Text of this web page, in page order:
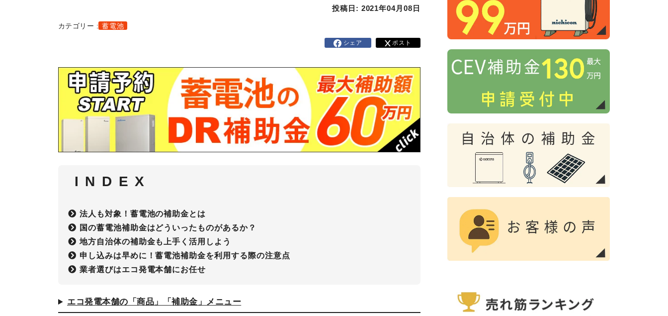
投稿日: 2021年04月08日
カテゴリー : 蓄電池
シェア ポスト
I N D E X
法人も対象！蓄電池の補助金とは
国の蓄電池補助金はどういったものがあるか？
地方自治体の補助金も上手く活用しよう
申し込みは早めに！蓄電池補助金を利用する際の注意点
業者選びはエコ発電本舗にお任せ
エコ発電本舗の「商品」「補助金」メニュー